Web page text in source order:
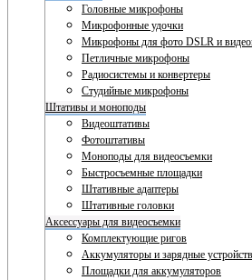
Головные микрофоны
Микрофонные удочки
Микрофоны для фото DSLR и
Петличные микрофоны
Радиосистемы и конвертеры
Студийные микрофоны
Штативы и моноподы
Видеоштативы
Фотоштативы
Моноподы для видеосъемки
Быстросъемные площадки
Штативные адаптеры
Штативные головки
Аксессуары для видеосъемки
Комплектующие ригов
Аккумуляторы и зарядные
Площадки для аккумуляторов